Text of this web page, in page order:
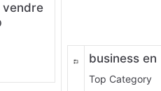
vendre
business en
Top Category